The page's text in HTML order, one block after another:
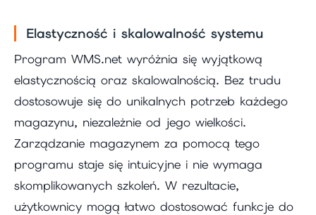
Elastyczność i skalowalność systemu
Program WMS.net wyróżnia się wyjątkową
elastycznością oraz skalowalnością. Bez trudu
dostosowuje się do unikalnych potrzeb każdego
magazynu, niezależnie od jego wielkości.
Zarządzanie magazynem za pomocą tego
programu staje się intuicyjne i nie wymaga
skomplikowanych szkoleń. W rezultacie,
użytkownicy mogą łatwo dostosować funkcje do